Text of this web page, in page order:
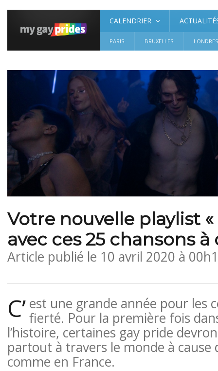
CALENDRIER
PARIS BRUXELLES LONDRES
Votre nouvelle playlist «
avec ces 25 chansons
Article publié le 10 avril 2020 à
C’ est une grande année pour les
fierté. Pour la première fois
l’histoire, certaines gay pride
partout à travers le monde à cause
comme en France.